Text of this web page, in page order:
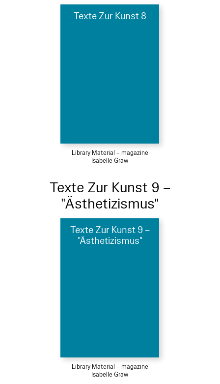
Texte Zur Kunst 8
Library Material – magazine
Isabelle Graw
Texte Zur Kunst 9 –
"Ästhetizismus"
Texte Zur Kunst 9 –
"Ästhetizismus"
Library Material – magazine
Isabelle Graw